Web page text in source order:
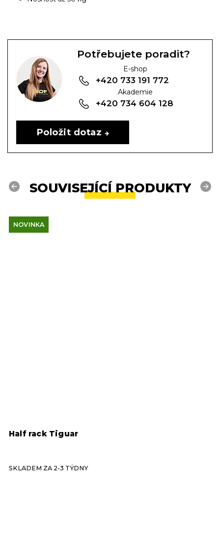
Potřebujete poradit?
E-shop
+420 733 191 772
Akademie
+420 734 604 128
Položit dotaz
SOUVISEJÍCÍ PRODUKTY
Previous
NOVINKA
Half rack Tiguar
SKLADEM ZA 2-3 TÝDNY
Next